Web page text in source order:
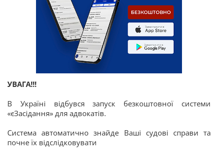
УВАГА!!!
В Україні відбувся запуск безкоштовної системи
«єЗасідання» для адвокатів.
Система автоматично знайде Ваші судові справи та
почне їх відслідковувати